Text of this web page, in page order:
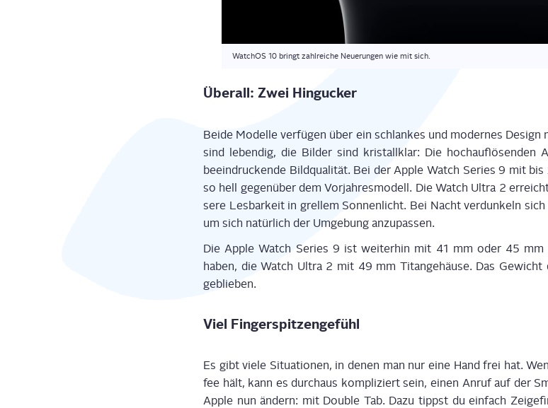
Wat­chOS 10 bringt zahl­rei­che Neue­run­gen wie mit sich.
Über­all: Zwei Hingucker
Bei­de Model­le ver­fü­gen über ein schlan­kes und moder­nes Design
sind leben­dig, die Bil­der sind kris­tall­klar: Die hoch­auf­lö­sen­den
beein­dru­cken­de Bild­qua­li­tät. Bei der Apple Watch Series 9 mit
so hell gegen­über dem Vor­jah­res­mo­dell. Die Watch Ultra 2
se­re Les­bar­keit in grel­lem Son­nen­licht. Bei Nacht ver­dun­keln
um sich natür­lich der Umge­bung anzupassen.
Die Apple Watch Series 9 ist wei­ter­hin mit 41 mm oder 45 mm
haben, die Watch Ultra 2 mit 49 mm Titan­ge­häu­se. Das
geblieben.
Viel Fin­ger­spit­zen­ge­fühl
Es gibt vie­le Situa­tio­nen, in denen man nur eine Hand frei hat.
fee hält, kann es durch­aus kom­pli­ziert sein, einen Anruf auf der
Apple nun ändern: mit Dou­ble Tab. Dazu tippst du ein­fach